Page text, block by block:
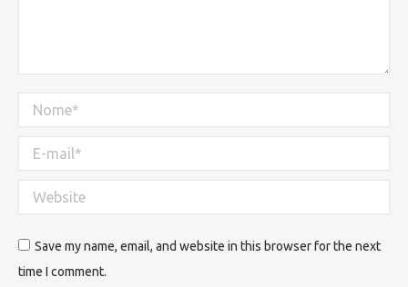
Nome *
E-mail *
Website
Save my name, email, and website in this browser for the next
time I comment.